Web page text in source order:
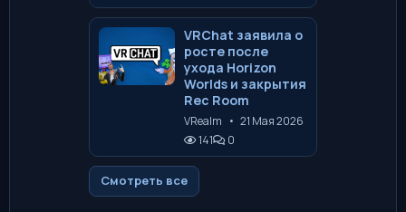
VRChat заявила о
росте после
ухода Horizon
Worlds и закрытия
Rec Room
VRealm • 21 Мая 2026
141
0
Смотреть все